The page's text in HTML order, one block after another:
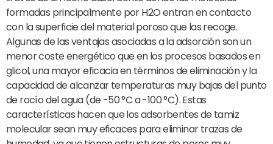
formadas principalmente por H2O entran en contacto
con la superficie del material poroso que las recoge.
Algunas de las ventajas asociadas a la adsorción son un
menor coste energético que en los procesos basados en
glicol, una mayor eficacia en términos de eliminación y la
capacidad de alcanzar temperaturas muy bajas del punto
de rocío del agua (de -50 °C a -100 °C). Estas
características hacen que los adsorbentes de tamiz
molecular sean muy eficaces para eliminar trazas de